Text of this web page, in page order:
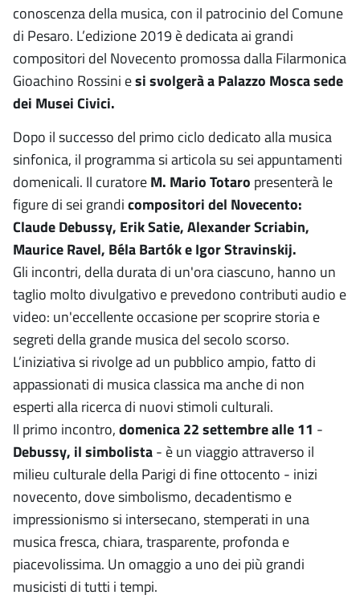
conoscenza della musica, con il patrocinio del Comune
di Pesaro. L’edizione 2019 è dedicata ai grandi
compositori del Novecento promossa dalla Filarmonica
Gioachino Rossini esi svolgerà a Palazzo Mosca sede
dei Musei Civici.
Dopo il successo del primo ciclo dedicato alla musica
sinfonica, il programma si articola su sei appuntamenti
domenicali. Il curatoreM. Mario Totaro presenterà le
figure di sei grandicompositori del Novecento:
Claude Debussy, Erik Satie, Alexander Scriabin,
Maurice Ravel, Béla Bartók e Igor Stravinskij.
Gli incontri, della durata di un'ora ciascuno, hanno un
taglio molto divulgativo e prevedono contributi audio e
video: un'eccellente occasione per scoprire storia e
segreti della grande musica del secolo scorso.
L’iniziativa si rivolge ad un pubblico ampio, fatto di
appassionati di musica classica ma anche di non
esperti alla ricerca di nuovi stimoli culturali.
Il primo incontro,domenica 22 settembre alle 11 -
Debussy, il simbolista- è un viaggio attraverso il
milieu culturale della Parigi di fine ottocento - inizi
novecento, dove simbolismo, decadentismo e
impressionismo si intersecano, stemperati in una
musica fresca, chiara, trasparente, profonda e
piacevolissima. Un omaggio a uno dei più grandi
musicisti di tutti i tempi.